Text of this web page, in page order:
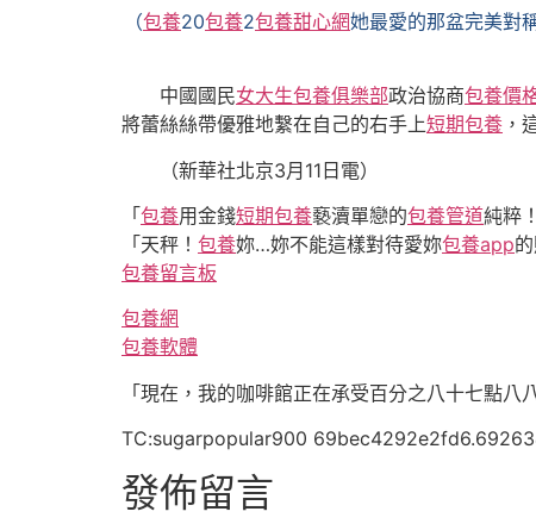
（包養20包養2包養甜心網她最愛的那盆完美對
中國國民女大生包養俱樂部政治協商包養價
將蕾絲絲帶優雅地繫在自己的右手上短期包養 ，
（新華社北京3月11日電）
「包養用金錢短期包養褻瀆單戀的包養管道純粹
「天秤！ 包養妳…妳不能這樣對待愛妳包養app
包養留言板
包養網
包養軟體
「現在，我的咖啡館正在承受百分之八十七點八
TC:sugarpopular900
發佈留言